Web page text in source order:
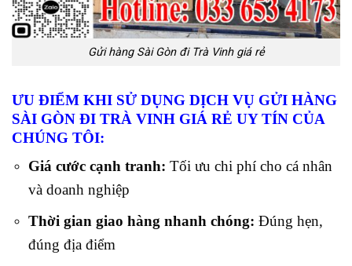
Gửi hàng Sài Gòn đi Trà Vinh giá rẻ
ƯU ĐIỂM KHI SỬ DỤNG DỊCH VỤ GỬI HÀNG
SÀI GÒN ĐI TRÀ VINH GIÁ RẺ UY TÍN CỦA
CHÚNG TÔI:
Giá cước cạnh tranh: Tối ưu chi phí cho cá nhân
và doanh nghiệp
Thời gian giao hàng nhanh chóng: Đúng hẹn,
đúng địa điểm